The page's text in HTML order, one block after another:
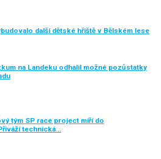
další dětské hřiště v Bělském lese
na Landeku odhalil možné pozůstatky
tým SP race project míří do
technická…